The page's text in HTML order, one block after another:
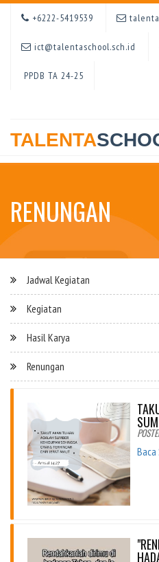
+6222-5419539
ict@talentaschool.sch.id
PPDB TA 24-25
TALENTA
RENUNGAN
Jadwal Kegiatan
Kegiatan
Hasil Karya
Renungan
Baca